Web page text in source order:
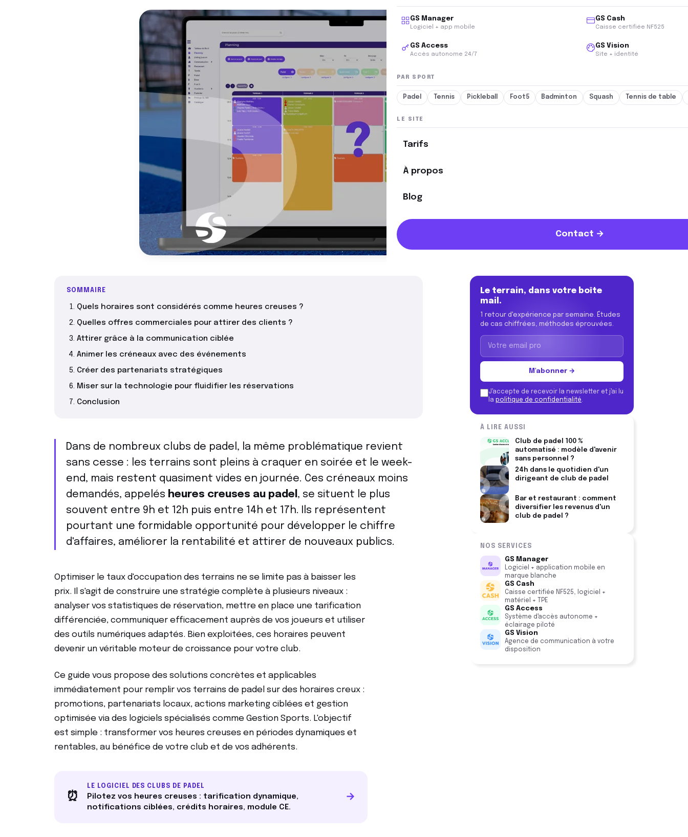
GS Manager
Logiciel + app mobile
GS Cash
Caisse certifiée NF525
GS Access
Accès autonome 24/7
GS Vision
Site + identité
PAR SPORT
Padel Tennis Pickleball Foot5 Badminton Squash Tennis de table
LE SITE
Tarifs
À propos
Blog
Contact →
SOMMAIRE
Quels horaires sont considérés comme heures creuses ?
Quelles offres commerciales pour attirer des clients ?
Attirer grâce à la communication ciblée
Animer les créneaux avec des événements
Créer des partenariats stratégiques
Miser sur la technologie pour fluidifier les réservations
Conclusion
Dans de nombreux clubs de padel, la même problématique revient
sans cesse : les terrains sont pleins à craquer en soirée et le week-
end, mais restent quasiment vides en journée. Ces créneaux moins
demandés, appelés heures creuses au padel , se situent le plus
souvent entre 9h et 12h puis entre 14h et 17h. Ils représentent
pourtant une formidable opportunité pour développer le chiffre
d'affaires, améliorer la rentabilité et attirer de nouveaux publics.
Optimiser le taux d'occupation des terrains ne se limite pas à baisser les
prix. Il s'agit de construire une stratégie complète à plusieurs niveaux :
analyser vos statistiques de réservation, mettre en place une tarification
différenciée, communiquer efficacement auprès de vos joueurs et utiliser
des outils numériques adaptés. Bien exploitées, ces horaires peuvent
devenir un véritable moteur de croissance pour votre club.
Ce guide vous propose des solutions concrètes et applicables
immédiatement pour remplir vos terrains de padel sur des horaires creux :
promotions, partenariats locaux, actions marketing ciblées et gestion
optimisée via des logiciels spécialisés comme Gestion Sports. L'objectif
est simple : transformer vos heures creuses en périodes dynamiques et
rentables, au bénéfice de votre club et de vos adhérents.
⏰
LE LOGICIEL DES CLUBS DE PADEL
Pilotez vos heures creuses : tarification dynamique,
notifications ciblées, crédits horaires, module CE.
→
Le terrain, dans votre boîte
mail.
1 retour d'expérience par semaine. Études
de cas chiffrées, méthodes éprouvées.
M'abonner →
J'accepte de recevoir la newsletter et j'ai lu
la politique de confidentialité.
À LIRE AUSSI
Club de padel 100 %
automatisé : modèle d'avenir
sans personnel ?
24h dans le quotidien d'un
dirigeant de club de padel
Bar et restaurant : comment
diversifier les revenus d'un
club de padel ?
NOS SERVICES
GS Manager
Logiciel + application mobile en
marque blanche
GS Cash
Caisse certifiée NF525, logiciel +
matériel + TPE
GS Access
Système d'accès autonome +
éclairage piloté
GS Vision
Agence de communication à votre
disposition